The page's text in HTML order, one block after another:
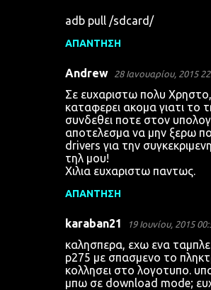
adb pull /sdcard/
ΑΠΆΝΤΗΣΗ
Andrew 28 Ιανουαρίου, 2015
Σε ευχαριστω πολυ
καταφερει ακομα γιατι το
συνδεθει ποτε στον
αποτελεσμα να μην ξερω
drivers για την
τηλ μου!
Χιλια ευχαριστω παντως.
ΑΠΆΝΤΗΣΗ
karaban21 19 Ιουνίου, 2015
καλησπερα, εχω ενα
p275 με σπασμενο το
κολλησει στο λογοτυπο.
μπω σε download mode;